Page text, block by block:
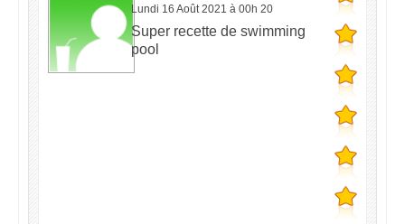
Lundi 16 Août 2021 à 00h 20
Super recette de swimming
pool